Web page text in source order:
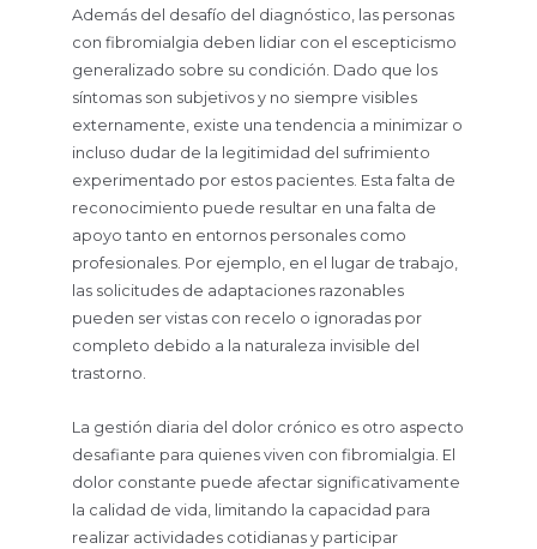
Además del desafío del diagnóstico, las personas
con fibromialgia deben lidiar con el escepticismo
generalizado sobre su condición. Dado que los
síntomas son subjetivos y no siempre visibles
externamente, existe una tendencia a minimizar o
incluso dudar de la legitimidad del sufrimiento
experimentado por estos pacientes. Esta falta de
reconocimiento puede resultar en una falta de
apoyo tanto en entornos personales como
profesionales. Por ejemplo, en el lugar de trabajo,
las solicitudes de adaptaciones razonables
pueden ser vistas con recelo o ignoradas por
completo debido a la naturaleza invisible del
trastorno.
La gestión diaria del dolor crónico es otro aspecto
desafiante para quienes viven con fibromialgia. El
dolor constante puede afectar significativamente
la calidad de vida, limitando la capacidad para
realizar actividades cotidianas y participar